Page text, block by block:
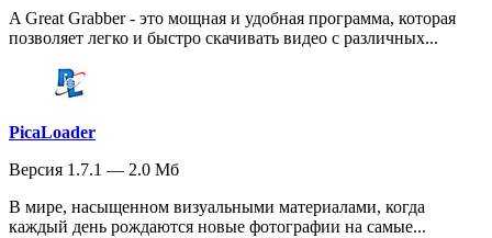
A Great Grabber - это мощная и удобная программа, которая
позволяет легко и быстро скачивать видео с различных...
PicaLoader
Версия 1.7.1 — 2.0 Мб
В мире, насыщенном визуальными материалами, когда
каждый день рождаются новые фотографии на самые...